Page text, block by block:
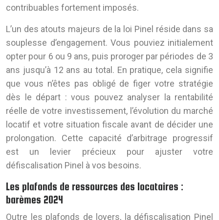
contribuables fortement imposés.
L’un des atouts majeurs de la loi Pinel réside dans sa
souplesse d’engagement. Vous pouviez initialement
opter pour 6 ou 9 ans, puis proroger par périodes de 3
ans jusqu’à 12 ans au total. En pratique, cela signifie
que vous n’êtes pas obligé de figer votre stratégie
dès le départ : vous pouvez analyser la rentabilité
réelle de votre investissement, l’évolution du marché
locatif et votre situation fiscale avant de décider une
prolongation. Cette capacité d’arbitrage progressif
est un levier précieux pour ajuster votre
défiscalisation Pinel à vos besoins.
Les plafonds de ressources des locataires :
barèmes 2024
Outre les plafonds de loyers, la défiscalisation Pinel